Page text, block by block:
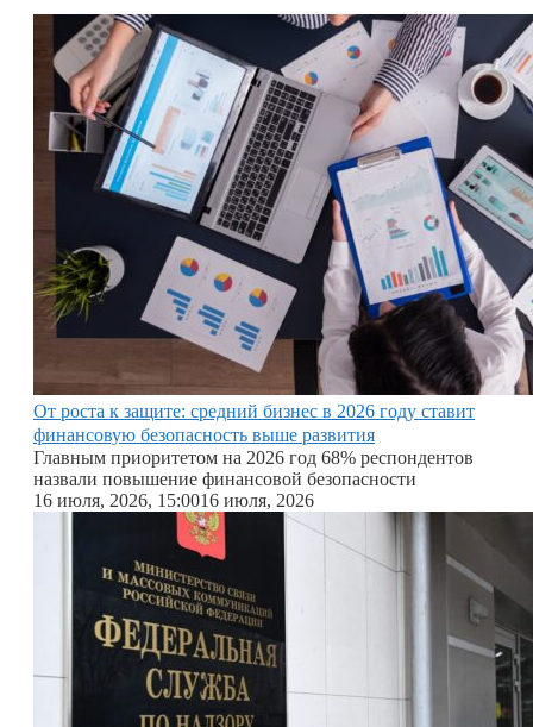
От роста к защите: средний бизнес в 2026 году ставит
финансовую безопасность выше развития
Главным приоритетом на 2026 год 68% респондентов
назвали повышение финансовой безопасности
16 июля, 2026, 15:0016 июля, 2026